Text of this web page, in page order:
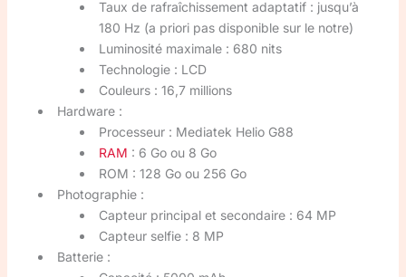
Taux de rafraîchissement adaptatif : jusqu’à
180 Hz (a priori pas disponible sur le notre)
Luminosité maximale : 680 nits
Technologie : LCD
Couleurs : 16,7 millions
Hardware :
Processeur : Mediatek Helio G88
RAM : 6 Go ou 8 Go
ROM : 128 Go ou 256 Go
Photographie :
Capteur principal et secondaire : 64 MP
Capteur selfie : 8 MP
Batterie :